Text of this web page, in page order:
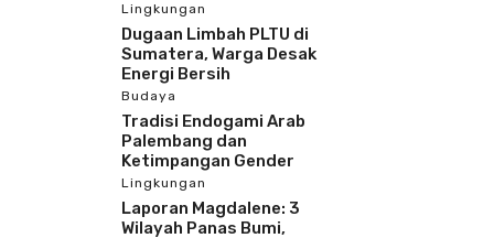
Lingkungan
Dugaan Limbah PLTU di
Sumatera, Warga Desak
Energi Bersih
Budaya
Tradisi Endogami Arab
Palembang dan
Ketimpangan Gender
Lingkungan
Laporan Magdalene: 3
Wilayah Panas Bumi,